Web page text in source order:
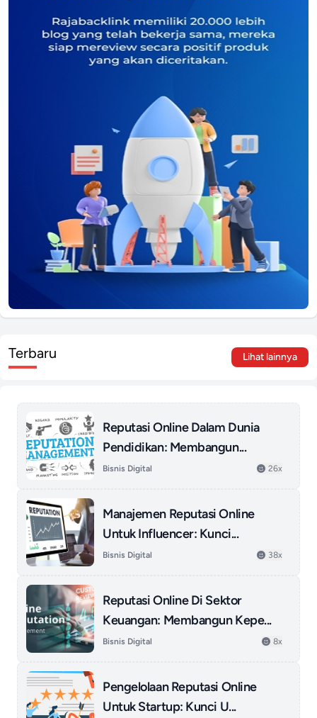
Terbaru Lihat lainnya
Reputasi Online Dalam Dunia
Pendidikan: Membangun...
Bisnis Digital 26x
Manajemen Reputasi Online
Untuk Influencer: Kunci...
Bisnis Digital 38x
Reputasi Online Di Sektor
Keuangan: Membangun Kepe...
Bisnis Digital 8x
Pengelolaan Reputasi Online
Untuk Startup: Kunci U...